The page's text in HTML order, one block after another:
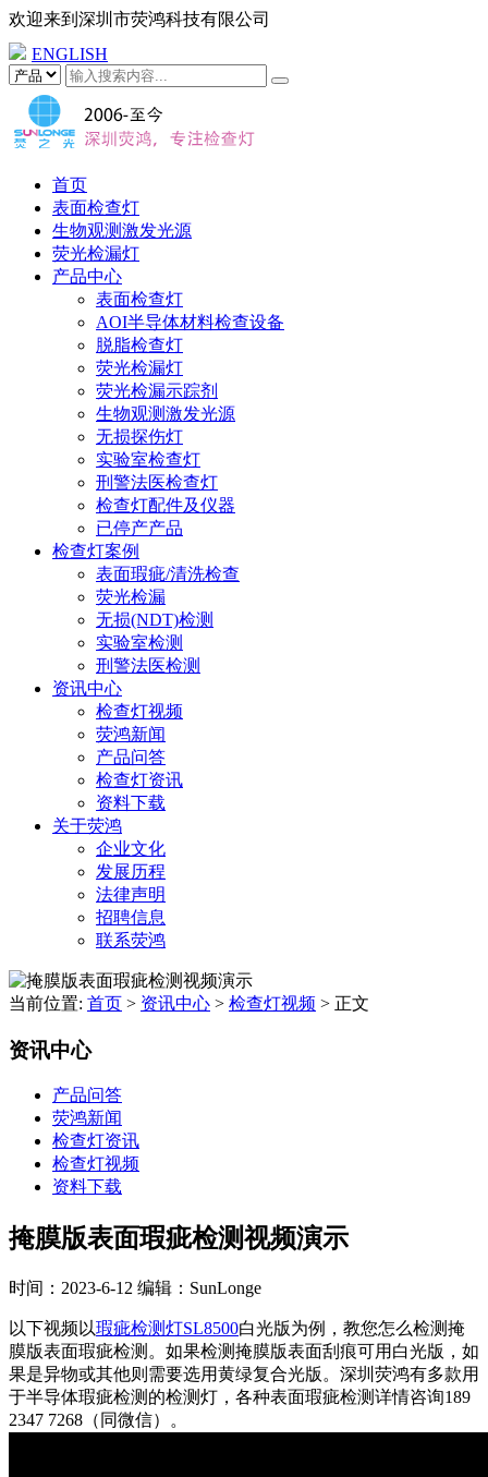
欢迎来到 深圳市荧鸿科技有限公司
ENGLISH
首页
表面检查灯
生物观测激发光源
荧光检漏灯
产品中心
表面检查灯
AOI半导体材料检查设备
脱脂检查灯
荧光检漏灯
荧光检漏示踪剂
生物观测激发光源
无损探伤灯
实验室检查灯
刑警法医检查灯
检查灯配件及仪器
已停产产品
检查灯案例
表面瑕疵/清洗检查
荧光检漏
无损(NDT)检测
实验室检测
刑警法医检测
资讯中心
检查灯视频
荧鸿新闻
产品问答
检查灯资讯
资料下载
关于荧鸿
企业文化
发展历程
法律声明
招聘信息
联系荧鸿
当前位置: 首页 > 资讯中心 > 检查灯视频 > 正文
资讯中心
产品问答
荧鸿新闻
检查灯资讯
检查灯视频
资料下载
掩膜版表面瑕疵检测视频演示
时间：2023-6-12 编辑：SunLonge
以下视频以瑕疵检测灯SL8500白光版为例，教您怎么检测掩
膜版表面瑕疵检测。如果检测掩膜版表面刮痕可用白光版，如
果是异物或其他则需要选用黄绿复合光版。深圳荧鸿有多款用
于半导体瑕疵检测的检测灯，各种表面瑕疵检测详情咨询189
2347 7268（同微信）。